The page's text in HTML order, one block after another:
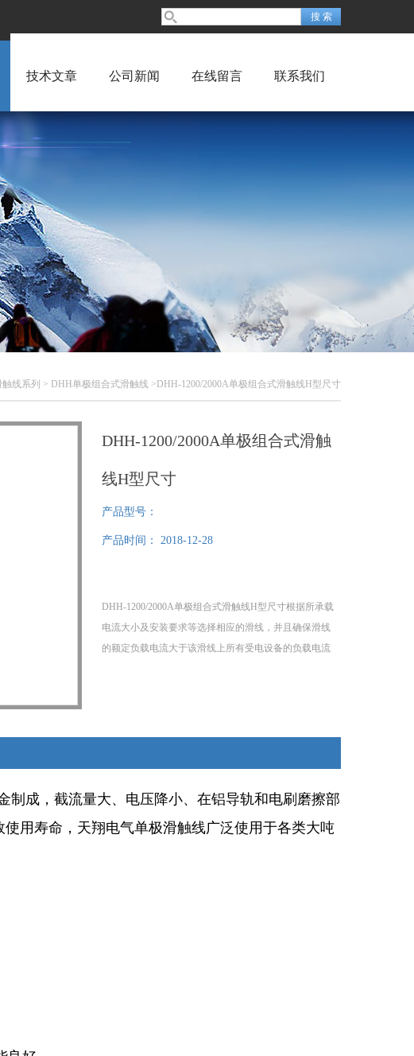
技术文章 公司新闻 在线留言 联系我们
线系列 > DHH单极组合式滑触线 >DHH-1200/2000A单极组合式滑触线H型尺寸
DHH-1200/2000A单极组合式滑触
线H型尺寸
产品型号：
产品时间： 2018-12-28
DHH-1200/2000A单极组合式滑触线H型尺寸根据所承载
电流大小及安装要求等选择相应的滑线，并且确保滑线
的额定负载电流大于该滑线上所有受电设备的负载电流
制成，截流量大、电压降小、在铝导轨和电刷磨擦部
用寿命，天翔电气单极滑触线广泛使用于各类大吨